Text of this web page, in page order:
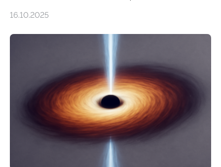
Größenordnung von Atomen gilt, deren physikalische
Quantenmotoren voranbringen. Das
Wissenschaftsjournal Science Advances veröffentlichte
die Herleitung. (DOI: 10.1126/sciadv.adw8462)
Verbrennungsmotoren oder Dampfturbinen sind
Wärmekraftmaschinen: Sie wandeln thermische
Energie in mechanische Bewegung um – oder anders
ausgedrückt, Wärme in Bewegung. In
quantenmechanischen Experimenten ist es in den…
16.10.2025